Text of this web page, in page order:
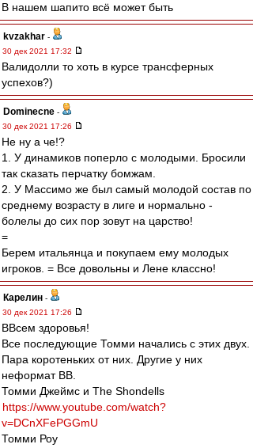
В нашем шапито всё может быть
kvzakhar -
30 дек 2021 17:32
Валидолли то хоть в курсе трансферных
успехов?)
Dominecne -
30 дек 2021 17:26
Не ну а че!?
1. У динамиков поперло с молодыми. Бросили
так сказать перчатку бомжам.
2. У Массимо же был самый молодой состав по
среднему возрасту в лиге и нормально -
болелы до сих пор зовут на царство!
=
Берем итальянца и покупаем ему молодых
игроков. = Все довольны и Лене классно!
Карелин -
30 дек 2021 17:26
ВВсем здоровья!
Все последующие Томми начались с этих двух.
Пара коротеньких от них. Другие у них
неформат ВВ.
Томми Джеймс и The Shondells
https://www.youtube.com/watch?
v=DCnXFePGGmU
Томми Роу